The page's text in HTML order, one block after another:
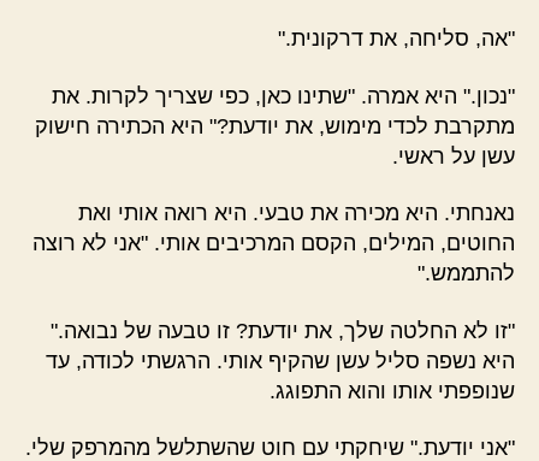
"אה, סליחה, את דרקונית."
"נכון." היא אמרה. "שתינו כאן, כפי שצריך לקרות. את
מתקרבת לכדי מימוש, את יודעת?" היא הכתירה חישוק
עשן על ראשי.
נאנחתי. היא מכירה את טבעי. היא רואה אותי ואת
החוטים, המילים, הקסם המרכיבים אותי. "אני לא רוצה
להתממש."
"זו לא החלטה שלך, את יודעת? זו טבעה של נבואה."
היא נשפה סליל עשן שהקיף אותי. הרגשתי לכודה, עד
שנופפתי אותו והוא התפוגג.
"אני יודעת." שיחקתי עם חוט שהשתלשל מהמרפק שלי.